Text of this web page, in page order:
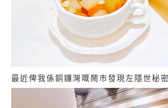
最近俾我係銅鑼灣嘅鬧市發現左隱世